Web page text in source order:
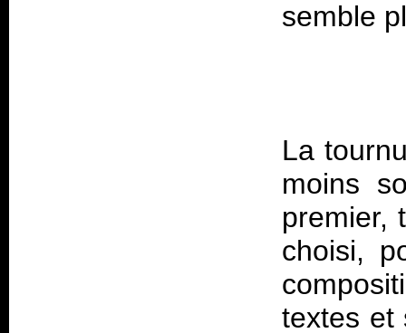
La
moins
premier,
choisi,
textes et